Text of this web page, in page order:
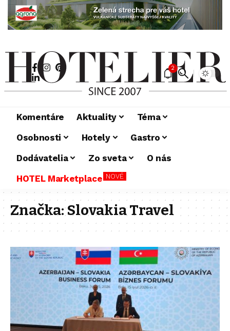
2
Komentáre Aktuality
Téma
Osobnosti
Hotely
Gastro
Dodávatelia
Zo sveta
O nás
HOTEL Marketplace NOVÉ
Značka:Slovakia Travel